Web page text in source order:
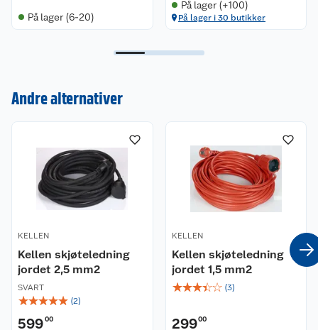
På lager (6-20)
På lager (+100)
På lager i 30 butikker
Andre alternativer
KELLEN
Kellen skjøteledning
jordet 2,5 mm2
SVART
☆☆☆☆☆ (2)
59900
KELLEN
Kellen skjøteledning
jordet 1,5 mm2
☆☆☆☆☆ (3)
29900
Om oss
Våre butikker
Våre merkevarer
Coop kjeder
Ledige stillinger
Bærekraft
Kontakt oss
Reklamasjon og garanti
Ofte stilte spørsmål
Betalingsalternativer
Leveringsalternativer
Pakkesporing
Åpent kjøp
Coop medlem